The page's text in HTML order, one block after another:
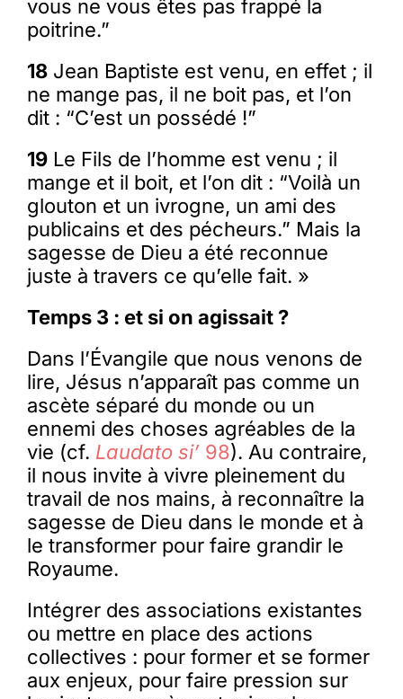
vous ne vous êtes pas frappé la
poitrine.”
18Jean Baptiste est venu, en effet ; il
ne mange pas, il ne boit pas, et l’on
dit : “C’est un possédé !”
19Le Fils de l’homme est venu ; il
mange et il boit, et l’on dit : “Voilà un
glouton et un ivrogne, un ami des
publicains et des pécheurs.” Mais la
sagesse de Dieu a été reconnue
juste à travers ce qu’elle fait. »
Temps 3 : et si on agissait ?
Dans l’Évangile que nous venons de
lire, Jésus n’apparaît pas comme un
ascète séparé du monde ou un
ennemi des choses agréables de la
vie (cf. Laudato si’ 98). Au contraire,
il nous invite à vivre pleinement du
travail de nos mains, à reconnaître la
sagesse de Dieu dans le monde et à
le transformer pour faire grandir le
Royaume.
Intégrer des associations existantes
ou mettre en place des actions
collectives : pour former et se former
aux enjeux, pour faire pression sur